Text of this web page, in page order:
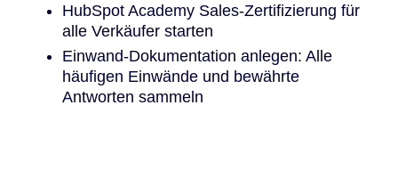
HubSpot Academy Sales-Zertifizierung für
alle Verkäufer starten
Einwand-Dokumentation anlegen: Alle
häufigen Einwände und bewährte
Antworten sammeln